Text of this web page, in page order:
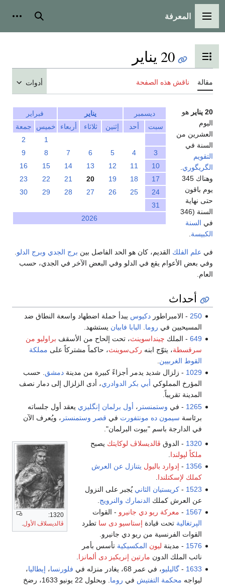
القائمة الرئيسية
المعرفة بحث
تبديل عرض جدول المحتويات
20 يناير
مقالة ناقش هذه الصفحة أدوات
ديسمبر يناير
فبراير
سبت
أحد إثنين ثلاثاء أربعاء خميس
جمعة
1
2
3
4
5
6
7
8
9
10
11
12
13
14
15
16
17
18
19
20
21
22
23
24
25
26
27
28
29
30
31
2026
20 يناير
هو
اليوم
العشرين من
السنة في
التقويم
الگريگوري
وهناك 345
يوم باقون
حتى نهاية
السنة (346
في السنة
الكبيسة
في علم الفلك القديم، كان هو الحد الفاصل بين برج الجدي وبرج الدلو
وفي بعض الأعوام يقع في الدلو وفي البعض الآخر في الجدي، حسب
العام.
أحداث
250 - الامبراطوردكيوس يبدأ حملة اضطهاد واسعة النطاق ضد
المسيحيين في روما البابا فابيان يستشهد.
649 - الملك چينداسوينث، تحت إلحاح من الأسقف براوليو من
سرقسطة، يتوّج ابنه ركى‌سوينث، حاكماً مشتركاً على مملكة
القوط الغربيين
1029 - زلزال شديد يدمر أجزاءً كبيرة من مدينةدمشق. حسب
المؤرخ المملوكي أبي بكر الدوادري، أدى الزلزال إلى دمار نصف
المدينة تقريباً.
1265 - في وستمنستر ، أول برلمان إنگليزي يعقد أول جلساته
برئاسة سيمون ده مونتفورت في قصر وستمنستر ، ويُعرف الآن
في الدارجة باسم "بيوت البرلمان".
1320:
ڤالديسلاڤ الأول
1320 - الدوق ڤالديسلاڤ لوكايتك يصبح
ملكاً لپولندا
1356
- إدوارد باليول يتنازل عن العرش
كملك لإسكتلندا
1523
-كريستيان الثاني يُجبر على النزول
عن العرش كملك الدنمارك والنرويج
1567
- معركة ريو دي جانيرو - القوات
الپرتغالية تحت قيادة إستاسيو دى سا تطرد
القوات الفرنسية من ريو دي جانيرو.
1576 - مدينة ليون المكسيكية تأسس بأمر
نائب الملك الدون مارتين إنريكيز دى ألمانزا.
1633
-گاليليو، في عمر 68، يغادر منزله في فلورنسا، إيطاليا،
ليواجه محكمة التفتيش في روما
. وبحلول 22 يونيو 1633، رضخ